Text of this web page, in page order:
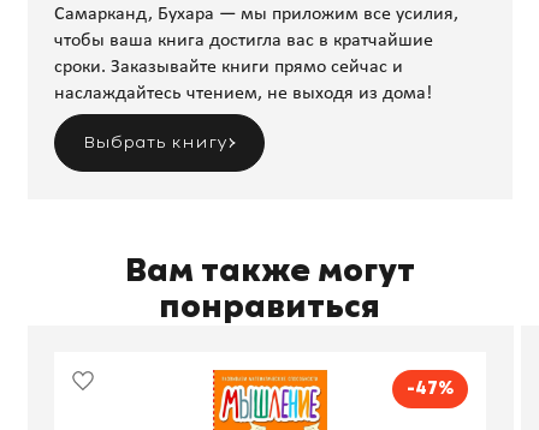
Самарканд, Бухара — мы приложим все усилия,
чтобы ваша книга достигла вас в кратчайшие
сроки. Заказывайте книги прямо сейчас и
наслаждайтесь чтением, не выходя из дома!
Выбрать книгу
Вам также могут
понравиться
-47%